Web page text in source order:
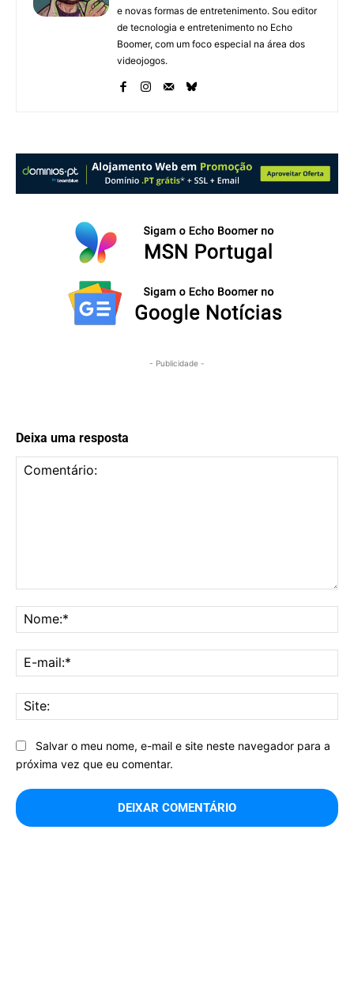
e novas formas de entretenimento. Sou editor
de tecnologia e entretenimento no Echo
Boomer, com um foco especial na área dos
videojogos.
- Publicidade -
Deixa uma resposta
Salvar o meu nome, e-mail e site neste navegador para a
próxima vez que eu comentar.